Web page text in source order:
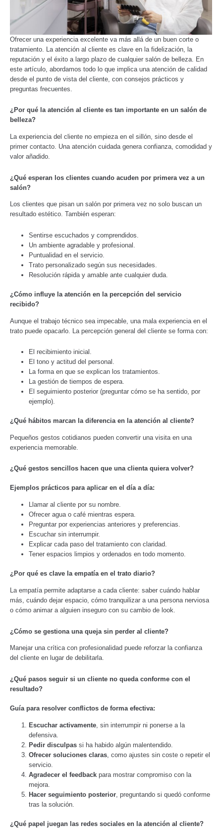
Ofrecer una experiencia excelente va más allá de un buen corte o
tratamiento. La atención al cliente es clave en la fidelización, la
reputación y el éxito a largo plazo de cualquier salón de belleza. En
este artículo, abordamos todo lo que implica una atención de calidad
desde el punto de vista del cliente, con consejos prácticos y
preguntas frecuentes.
¿Por qué la atención al cliente es tan importante en un salón de
belleza?
La experiencia del cliente no empieza en el sillón, sino desde el
primer contacto. Una atención cuidada genera confianza, comodidad y
valor añadido.
¿Qué esperan los clientes cuando acuden por primera vez a un
salón?
Los clientes que pisan un salón por primera vez no solo buscan un
resultado estético. También esperan:
Sentirse escuchados y comprendidos.
Un ambiente agradable y profesional.
Puntualidad en el servicio.
Trato personalizado según sus necesidades.
Resolución rápida y amable ante cualquier duda.
¿Cómo influye la atención en la percepción del servicio
recibido?
Aunque el trabajo técnico sea impecable, una mala experiencia en el
trato puede opacarlo. La percepción general del cliente se forma con:
El recibimiento inicial.
El tono y actitud del personal.
La forma en que se explican los tratamientos.
La gestión de tiempos de espera.
El seguimiento posterior (preguntar cómo se ha sentido, por
ejemplo).
¿Qué hábitos marcan la diferencia en la atención al cliente?
Pequeños gestos cotidianos pueden convertir una visita en una
experiencia memorable.
¿Qué gestos sencillos hacen que una clienta quiera volver?
Ejemplos prácticos para aplicar en el día a día:
Llamar al cliente por su nombre.
Ofrecer agua o café mientras espera.
Preguntar por experiencias anteriores y preferencias.
Escuchar sin interrumpir.
Explicar cada paso del tratamiento con claridad.
Tener espacios limpios y ordenados en todo momento.
¿Por qué es clave la empatía en el trato diario?
La empatía permite adaptarse a cada cliente: saber cuándo hablar
más, cuándo dejar espacio, cómo tranquilizar a una persona nerviosa
o cómo animar a alguien inseguro con su cambio de look.
¿Cómo se gestiona una queja sin perder al cliente?
Manejar una crítica con profesionalidad puede reforzar la confianza
del cliente en lugar de debilitarla.
¿Qué pasos seguir si un cliente no queda conforme con el
resultado?
Guía para resolver conflictos de forma efectiva:
Escuchar activamente , sin interrumpir ni ponerse a la
defensiva.
Pedir disculpas si ha habido algún malentendido.
Ofrecer soluciones claras , como ajustes sin coste o repetir el
servicio.
Agradecer el feedback para mostrar compromiso con la
mejora.
Hacer seguimiento posterior , preguntando si quedó conforme
tras la solución.
¿Qué papel juegan las redes sociales en la atención al cliente?